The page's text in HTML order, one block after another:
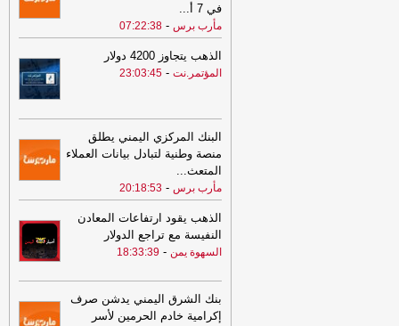
في 7 أ
...
مأرب برس -
07:22:38
الذهب يتجاوز 4200 دولار
المؤتمر.نت -
23:03:45
البنك المركزي اليمني يطلق
منصة وطنية لتبادل بيانات العملاء
المتعث...
مأرب برس -
20:18:53
الذهب يقود ارتفاعات المعادن
النفيسة مع تراجع الدولار
السهوة يمن -
18:33:39
بنك الشرق اليمني يدشن صرف
إكرامية خادم الحرمين لأسر